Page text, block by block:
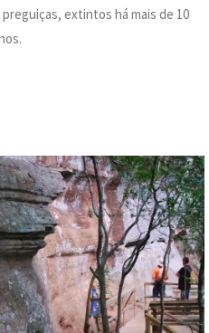
extintos há mais de 10